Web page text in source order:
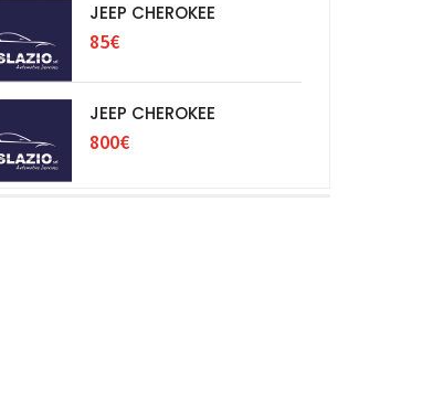
JEEP CHEROKEE
85€
JEEP CHEROKEE
800€